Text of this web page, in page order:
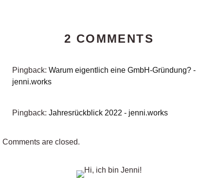
2 COMMENTS
Pingback: Warum eigentlich eine GmbH-Gründung? -
jenni.works
Pingback: Jahresrückblick 2022 - jenni.works
Comments are closed.